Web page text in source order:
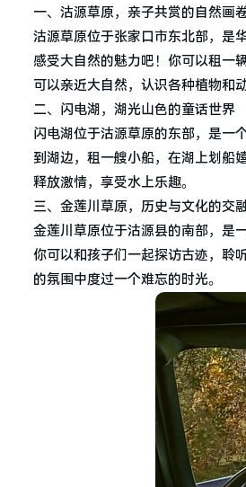
一、沽源草原，亲子共赏的自然画
沽源草原位于张家口市东北部，是
感受大自然的魅力吧！你可以租一
可以亲近大自然，认识各种植物和
二、闪电湖，湖光山色的童话世界
闪电湖位于沽源草原的东部，是一
到湖边，租一艘小船，在湖上划船
释放激情，享受水上乐趣。
三、金莲川草原，历史与文化的交
金莲川草原位于沽源县的南部，是
你可以和孩子们一起探访古迹，聆
的氛围中度过一个难忘的时光。